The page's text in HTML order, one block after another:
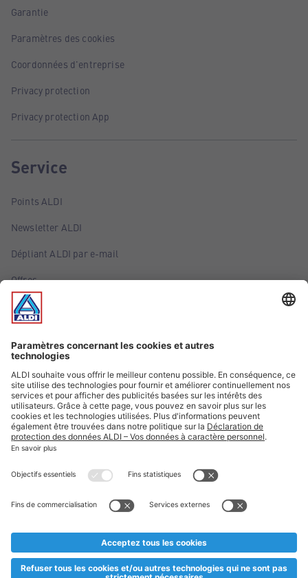
Garantie
Paramètres des cookies
Coordonnées d'entreprise
Privacy protection
Privacy protection App
Service
Points ALDI
Newsletter ALDI
Dépliant ALDI par e-mail
Offres
Infos essentielles
Suivez ALDI Luxembourg
Textes marqués d'un astérisque et mentions légales
esoulaang bis de Stock eidel ass. Mir soen Iech Merci fir Äert
Planifikatioun ausverkaaft sollte sinn. De VALORLUX-Präis an
** Op dësem Site huet d'Benotze vun der männlecher Form eng
besser Liesbarkeet am Sënn an huet keng diskriminéierend